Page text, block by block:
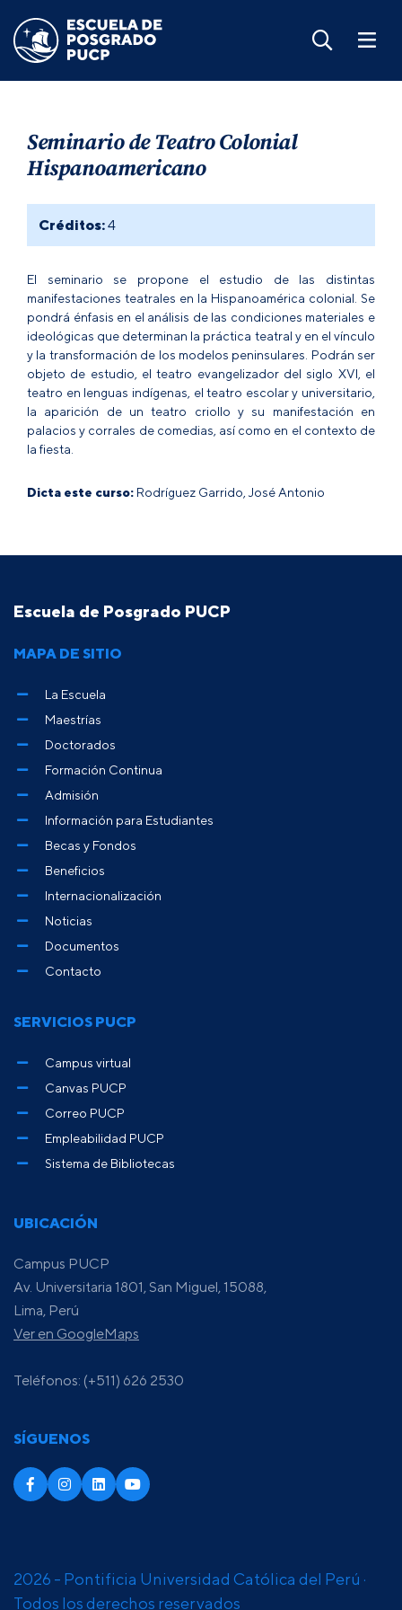
Seminario de Teatro Colonial
Hispanoamericano
Créditos:4
El seminario se propone el estudio de las distintas
manifestaciones teatrales en la Hispanoamérica colonial. Se
pondrá énfasis en el análisis de las condiciones materiales e
ideológicas que determinan la práctica teatral y en el vínculo
y la transformación de los modelos peninsulares. Podrán ser
objeto de estudio, el teatro evangelizador del siglo XVI, el
teatro en lenguas indígenas, el teatro escolar y universitario,
la aparición de un teatro criollo y su manifestación en
palacios y corrales de comedias, así como en el contexto de
la fiesta.
Dicta este curso: Rodríguez Garrido, José Antonio
Escuela de Posgrado PUCP
UBICACIÓN
Campus PUCP
Av. Universitaria 1801, San Miguel, 15088,
Lima, Perú
Ver en GoogleMaps
Teléfonos: (+511) 626 2530
SÍGUENOS
MAPA DE SITIO
La Escuela
Maestrías
Doctorados
Formación Continua
Admisión
Información para Estudiantes
Becas y Fondos
Beneficios
Internacionalización
Noticias
Documentos
Contacto
SERVICIOS PUCP
Campus virtual
Canvas PUCP
Correo PUCP
Empleabilidad PUCP
Sistema de Bibliotecas
2026 - Pontificia Universidad Católica del Perú ·
Todos los derechos reservados